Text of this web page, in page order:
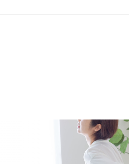
こし、頭痛や身体のだるさなどを
ま簡単にできる「肩こり」緩和の